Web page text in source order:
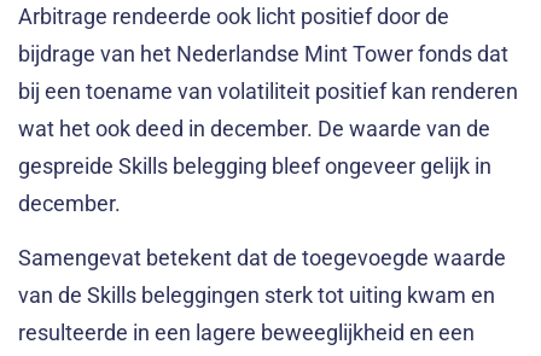
Arbitrage rendeerde ook licht positief door de
bijdrage van het Nederlandse Mint Tower fonds dat
bij een toename van volatiliteit positief kan renderen
wat het ook deed in december. De waarde van de
gespreide Skills belegging bleef ongeveer gelijk in
december.
Samengevat betekent dat de toegevoegde waarde
van de Skills beleggingen sterk tot uiting kwam en
resulteerde in een lagere beweeglijkheid en een